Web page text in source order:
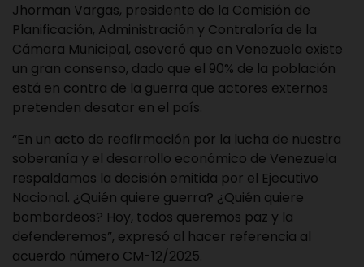
Jhorman Vargas, presidente de la Comisión de
Planificación, Administración y Contraloría de la
Cámara Municipal, aseveró que en Venezuela existe
un gran consenso, dado que el 90% de la población
está en contra de la guerra que actores externos
pretenden desatar en el país.
“En un acto de reafirmación por la lucha de nuestra
soberanía y el desarrollo económico de Venezuela
respaldamos la decisión emitida por el Ejecutivo
Nacional. ¿Quién quiere guerra? ¿Quién quiere
bombardeos? Hoy, todos queremos paz y la
defenderemos”, expresó al hacer referencia al
acuerdo número CM-12/2025.